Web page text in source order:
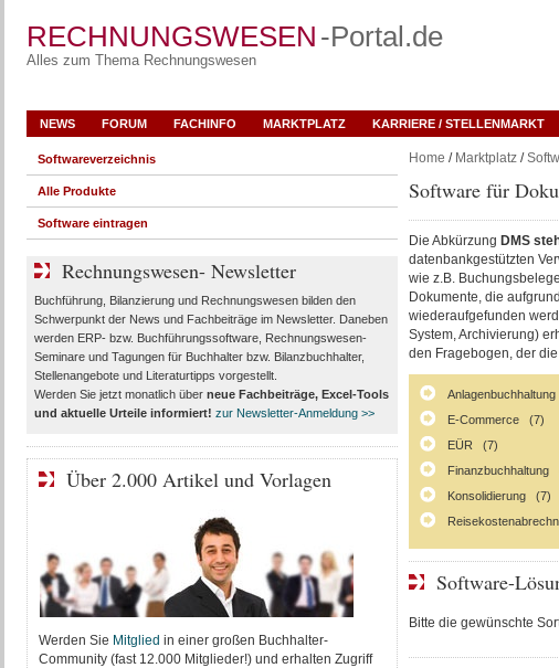
RECHNUNGSWESEN -Portal.de
Alles zum Thema Rechnungswesen
NEWS FORUM FACHINFO MARKTPLATZ KARRIERE / STELLENMARKT
Home / Marktplatz/
Software für
Die Abkürzung DMS
datenbankgestützten
wie z.B.
Dokumente, die
wiederaufgefunden
System, Archivierung)
den Fragebogen, der
E-Commerce (7)
EÜR (7)
Finanzbuchhaltung
Konsolidierung (7)
Software-
Bitte die gewünschte
Softwareverzeichnis
Alle Produkte
Software eintragen
Rechnungswesen- Newsletter
Buchführung, Bilanzierung und Rechnungswesen bilden den
Schwerpunkt der News und Fachbeiträge im Newsletter. Daneben
werden ERP- bzw. Buchführungssoftware, Rechnungswesen-
Seminare und Tagungen für Buchhalter bzw. Bilanzbuchhalter,
Stellenangebote und Literaturtipps vorgestellt.
Werden Sie jetzt monatlich über neue Fachbeiträge, Excel-Tools
und aktuelle Urteileinformiert! zur Newsletter-Anmeldung >>
Über 2.000 Artikel und Vorlagen
Werden Sie Mitglied in einer großen Buchhalter-
Community (fast 12.000 Mitglieder!) und erhalten Zugriff